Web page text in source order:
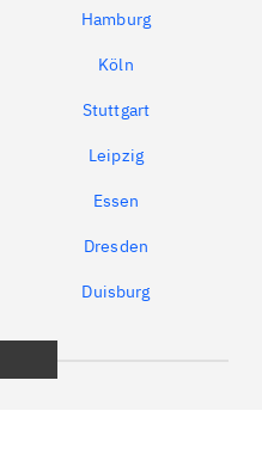
Hamburg
Köln
Stuttgart
Leipzig
Essen
Dresden
Duisburg